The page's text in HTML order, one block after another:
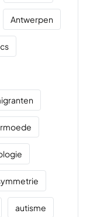
Antwerpen
autisme